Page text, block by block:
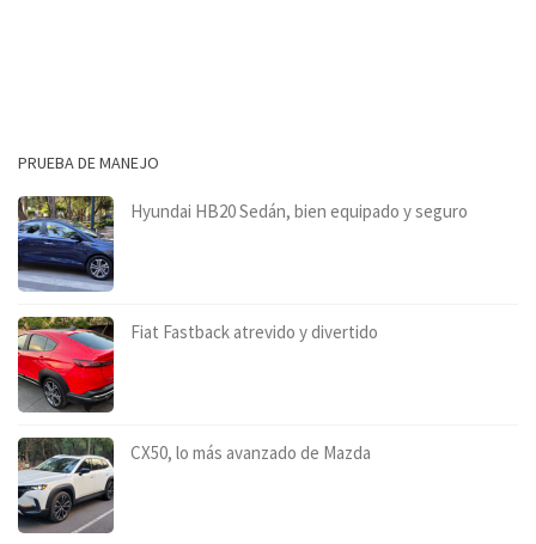
PRUEBA DE MANEJO
Hyundai HB20 Sedán, bien equipado y seguro
Fiat Fastback atrevido y divertido
CX50, lo más avanzado de Mazda